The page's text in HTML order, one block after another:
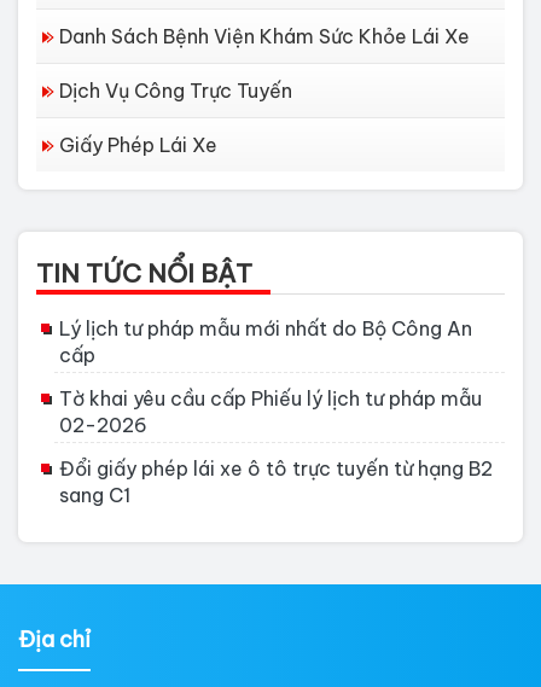
Danh Sách Bệnh Viện Khám Sức Khỏe Lái Xe
Dịch Vụ Công Trực Tuyến
Giấy Phép Lái Xe
TIN TỨC NỔI BẬT
Lý lịch tư pháp mẫu mới nhất do Bộ Công An
cấp
Tờ khai yêu cầu cấp Phiếu lý lịch tư pháp mẫu
02-2026
Đổi giấy phép lái xe ô tô trực tuyến từ hạng B2
sang C1
Địa chỉ